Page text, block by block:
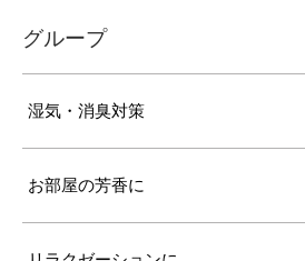
グループ
湿気・消臭対策
お部屋の芳香に